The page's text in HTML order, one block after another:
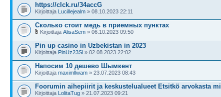
https://clck.ru/34accG
Kirjoittaja Lucillejealm » 08.10.2023 22:11
Сколько стоит медь в приемных пунктах
Kirjoittaja AlisaSem » 06.10.2023 09:50
Pin up casino in Uzbekistan in 2023
Kirjoittaja PinUz23Sl » 02.08.2023 22:02
Напосим 10 дешево Шымкент
Kirjoittaja maximllwam » 23.07.2023 08:43
Foorumin aihepiirit ja keskustelualueet Etsitkö arvokasta mi
Kirjoittaja LolitaTug » 21.07.2023 09:21